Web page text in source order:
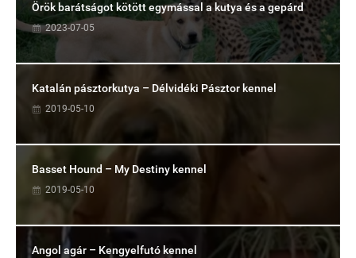
Örök barátságot kötött egymással a kutya és a gepárd
2023-07-05
Katalán pásztorkutya – Délvidéki Pásztor kennel
2019-05-10
Basset Hound – My Destiny kennel
2019-05-10
Angol agár – Kengyelfutó kennel